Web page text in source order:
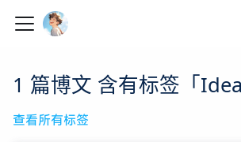
1 篇博文 含有标签「Idea
查看所有标签